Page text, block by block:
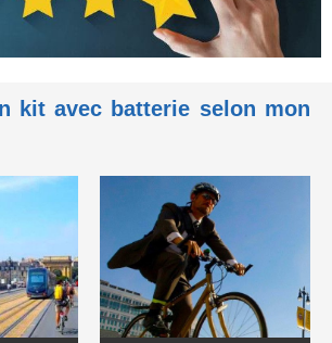
kit avec batterie selon mon